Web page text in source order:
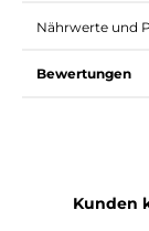
Nährwerte und
Bewertungen
Kunden